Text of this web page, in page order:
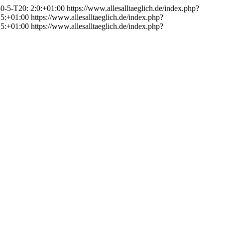
5-T20: 2:0:+01:00 https://www.allesalltaeglich.de/index.php?
https://www.allesalltaeglich.de/index.php?
https://www.allesalltaeglich.de/index.php?